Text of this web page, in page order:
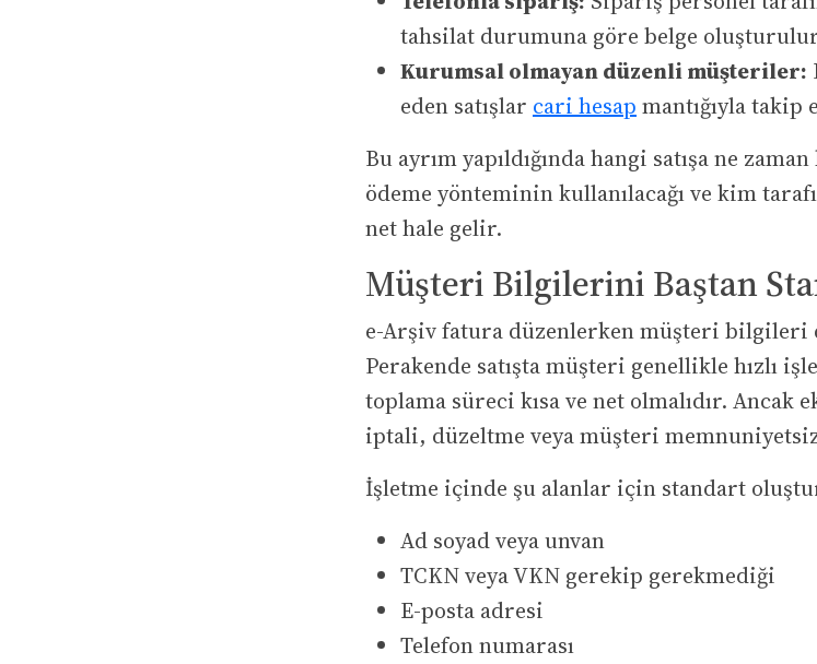
tahsilat durumuna göre belge
Kurumsal olmayan düzenli müşteriler:
eden satışlar cari hesap mantığıyla takip
Bu ayrım yapıldığında hangi satışa ne
ödeme yönteminin kullanılacağı ve kim
net hale gelir.
Müşteri Bilgilerini Baştan
e-Arşiv fatura düzenlerken müşteri bilgileri
Perakende satışta müşteri genellikle hızlı
toplama süreci kısa ve net olmalıdır. Ancak
iptali, düzeltme veya müşteri
İşletme içinde şu alanlar için standart
Ad soyad veya unvan
TCKN veya VKN gerekip gerekmediği
E-posta adresi
Telefon numarası